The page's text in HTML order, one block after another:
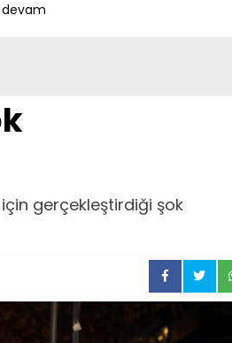
için gerçekleştirdiği şok